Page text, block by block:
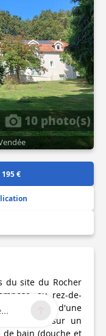
10 photo(s)
€
du site du Rocher
au rez-de-
séjour/salon, d'une
A l'étage, sur un
bain (douche et